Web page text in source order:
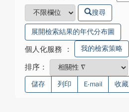
搜尋
展開檢索結果的年代分布圖
個人化服務 ： 我的檢索策略
排序：
儲存 列印 E-mail 收藏